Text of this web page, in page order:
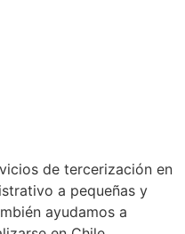
de tercerización en
a pequeñas y
ayudamos a